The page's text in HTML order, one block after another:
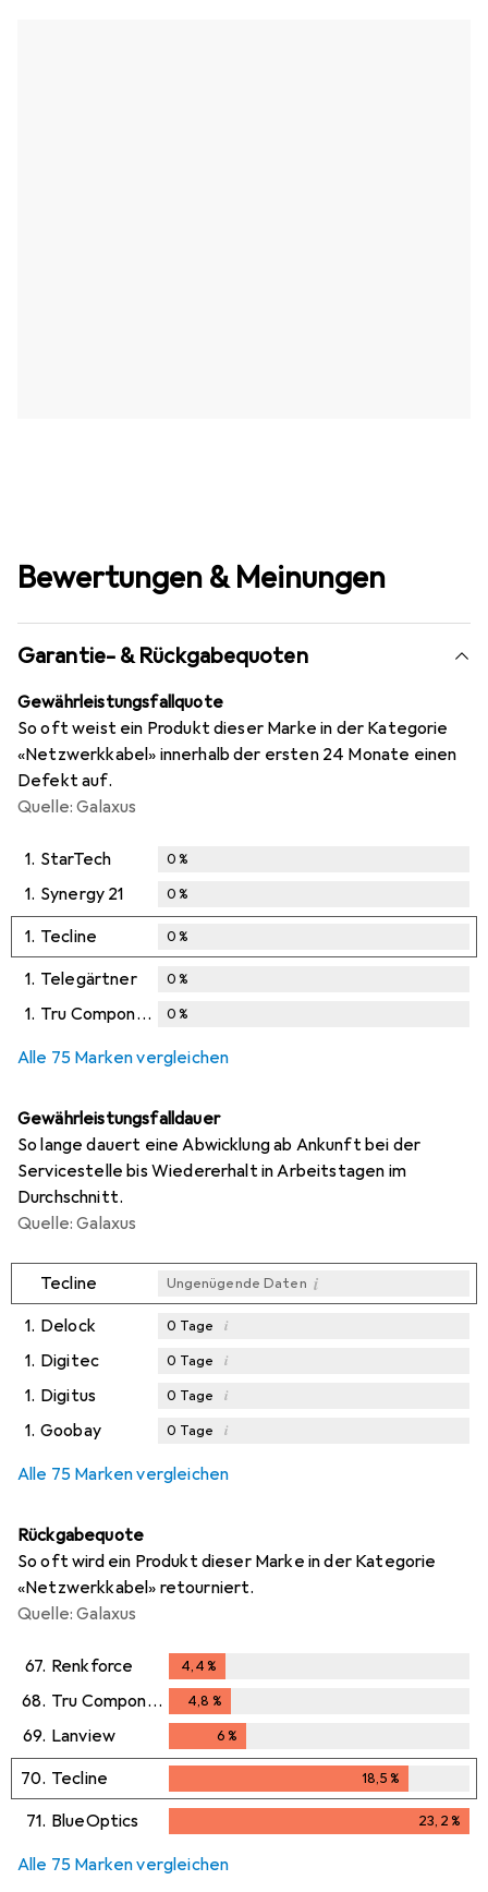
Bewertungen & Meinungen
Garantie- & Rückgabequoten
Gewährleistungsfallquote
So oft weist ein Produkt dieser Marke in der Kategorie
«Netzwerkkabel» innerhalb der ersten 24 Monate einen
Defekt auf.
Quelle: Galaxus
1. StarTech 0%
1. Synergy 21 0%
1. Tecline 0%
1. Telegärtner 0%
1. Tru Components 0%
Alle 75 Marken vergleichen
Gewährleistungsfalldauer
So lange dauert eine Abwicklung ab Ankunft bei der
Servicestelle bis Wiedererhalt in Arbeitstagen im
Durchschnitt.
Quelle: Galaxus
Tecline Ungenügende Daten i
1. Delock 0 Tage i
1. Digitec 0 Tage i
1. Digitus 0 Tage i
1. Goobay 0 Tage i
Alle 75 Marken vergleichen
Rückgabequote
So oft wird ein Produkt dieser Marke in der Kategorie
«Netzwerkkabel» retourniert.
Quelle: Galaxus
67. Renkforce 4,4%
68. Tru Components 4,8 %
69. Lanview 6%
70. Tecline 18,5%
71. BlueOptics 23,2%
Alle 75 Marken vergleichen